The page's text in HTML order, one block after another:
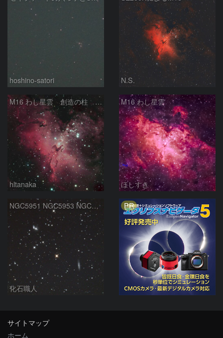
hoshino-satori N.S.
M16 わし星雲 創造の柱 へび座
hltanaka
M16 わし星雲
ほしすき
NGC5951 NGC5953 NGC5954 へび座
化石職人
PR
サイトマップ
ホーム